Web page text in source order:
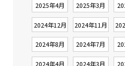
2025年4月 2025年3月
2024年12月 2024年11月
2024年8月 2024年7月
2024年4月 2024年3月